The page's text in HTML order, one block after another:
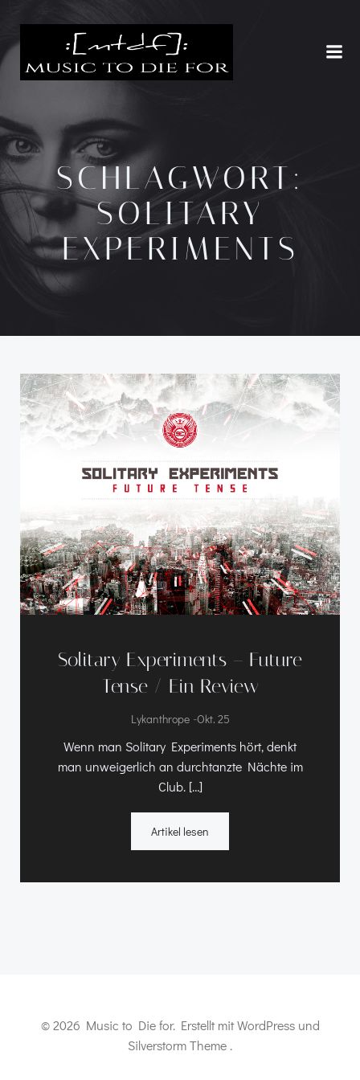
Inhalt
springen
SCHLAGWORT:
SOLITARY
EXPERIMENTS
Solitary Experiments – Future
Tense / Ein Review
Lykanthrope -Okt. 25
Wenn man Solitary Experiments hört, denkt
man unweigerlich an durchtanzte Nächte im
Club. […]
Artikel lesen
© 2026 Music to Die for. Erstellt mit WordPress und
Silverstorm Theme .